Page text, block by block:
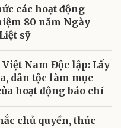
các hoạt động
80 năm Ngày
sỹ
Nam Độc lập: Lấy
dân tộc làm mục
hoạt động báo chí
chủ quyền, thúc